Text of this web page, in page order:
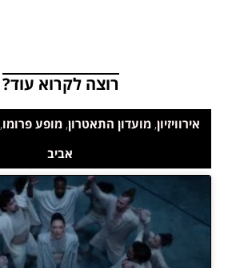
רוצה לקרוא עוד?
אירוויזיון, מועדון התאטרון, מופע פרומו,
אביב